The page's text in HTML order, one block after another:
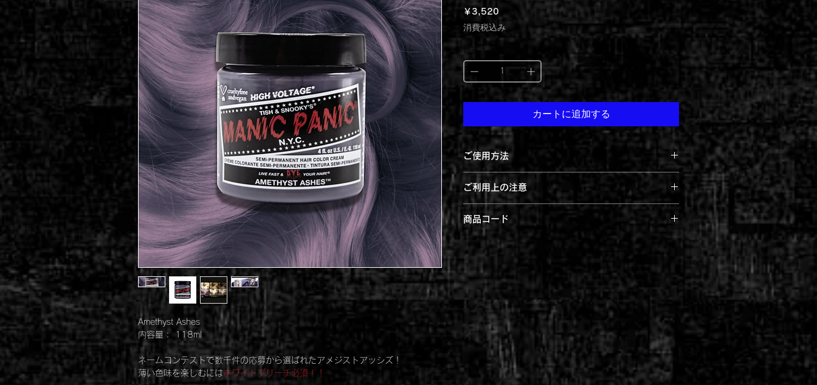
Amethyst Ashes
内容量： 118ml
ネームコンテストで数千件の応募から選ばれたアメジストアッシズ！
薄い色味を楽しむにはホワイトブリーチ必須！！
￥3,520
消費税込み
数量
カートに追加する
ご使用方法
※髪の毛が明るい程、カラー剤の色が出やすくなります
１. シャンプー後、タオルドライしてからご使用くださ
い。
２. 適量をブラシ等で均等に髪に塗布します。～ゴム手
袋等のご利用をお勧め致します。特につけ爪等についた
色は取れにくくなります。揉みこみやコーミングにより
意ください。
３. 10分以上、自然放置します。～放置の間ラップ等で
包んでおくと、色移りせず便利です。色は数分で染まり
ますが、放置時間を長く取ることで、若干持続性が向上
します。
４. 「低めの温度」でていねいに洗い流し、しっかりと
乾かします。 ～顔にかからないよう、又、バスタブやタ
ご利用上の注意
●髪染めにのみお使いください。白髪染めには不向きで
す。
●お肌に合わない場合はご使用をおやめください。頭皮
さい。目に入った際は直ちに洗い流し専門医にご相談下
さい。
●シャンプー毎に退色します。色持ちは、染めた色の濃
さによって異なります。プールやサウナ等での色落ち、
帽子や衣服、枕等への色移り(特に濡れたままの場合)に
ご注意ください。もし衣服等についた場合はすぐに石鹸
や洗剤で洗ってください。
商品コード
4560108898566